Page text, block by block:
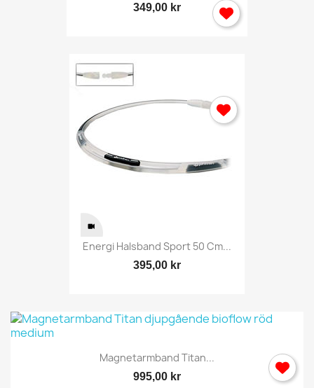
349,00 kr
Energi Halsband Sport 50 Cm...
395,00 kr
Magnetarmband Titan...
995,00 kr